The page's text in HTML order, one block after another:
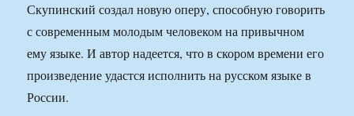
Скупинский создал новую оперу, способную говорить
с современным молодым человеком на привычном
ему языке. И автор надеется, что в скором времени его
произведение удастся исполнить на русском языке в
России.